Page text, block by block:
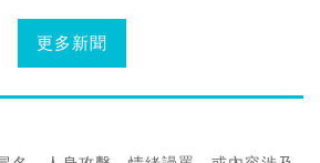
更多新聞